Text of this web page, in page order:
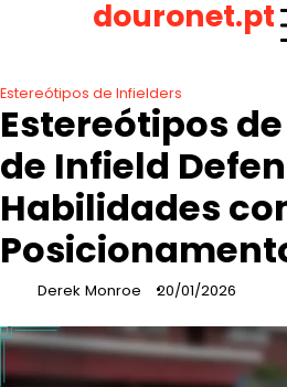
douronet.pt
Estereótipos de Infielders
Estereótipos
de Infield
Habilidades
Derek Monroe 20/01/2026